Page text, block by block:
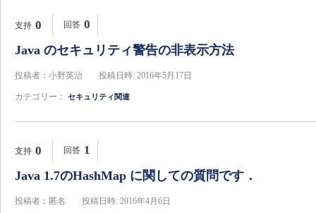
0
支持 0
回答
Java のセキュリティ警告の非表示方法
投稿者：小野英治 投稿日時: 2016年5月17日
カテゴリー： セキュリティ関連
0
支持 1
回答
Java 1.7のHashMap に関しての質問です．
投稿者：匿名 投稿日時: 2016年4月6日